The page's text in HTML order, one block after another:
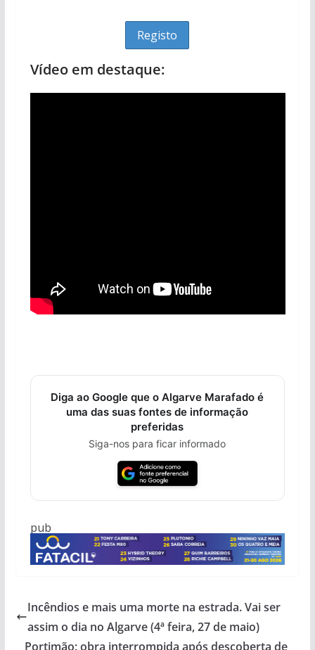
Vídeo em destaque:
Diga ao Google que o Algarve Marafado é
uma das suas fontes de informação
preferidas
Siga-nos para ficar informado
pub
Incêndios e mais uma morte na estrada. Vai ser
assim o dia no Algarve (4ª feira, 27 de maio)
Portimão: obra interrompida após descoberta de